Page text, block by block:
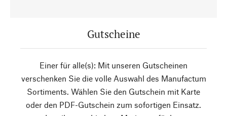
Gutscheine
Einer für alle(s): Mit unseren Gutscheinen
verschenken Sie die volle Auswahl des Manufactum
Sortiments. Wählen Sie den Gutschein mit Karte
oder den PDF-Gutschein zum sofortigen Einsatz.